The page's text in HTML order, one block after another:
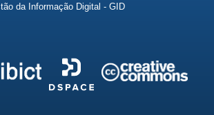
da Informação Digital - GID